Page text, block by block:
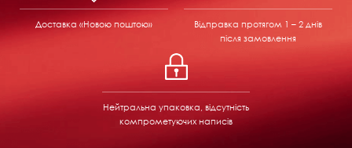
Доставка «Новою поштою» Відправка протягом 1 – 2 днів
після замовлення
Нейтральна упаковка, відсутність
компрометуючих написів